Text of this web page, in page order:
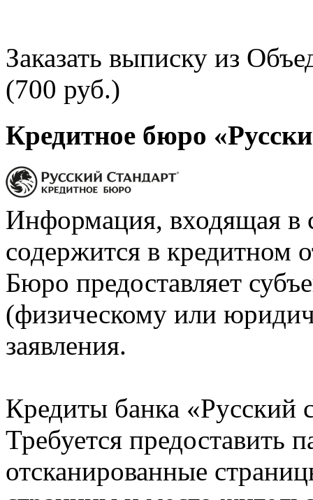
Заказать выписку из
(700 руб.)
Кредитное бюро
Информация, входящая в
содержится в кредитном
Бюро предоставляет
(физическому или
заявления.
Кредиты банка «Русский
Требуется предоставить
отсканированные